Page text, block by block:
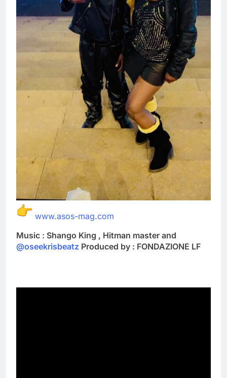
www.asos-mag.com
Music : Shango King , Hitman master and
‪@oseekrisbeatz‬ Produced by : FONDAZIONE LF